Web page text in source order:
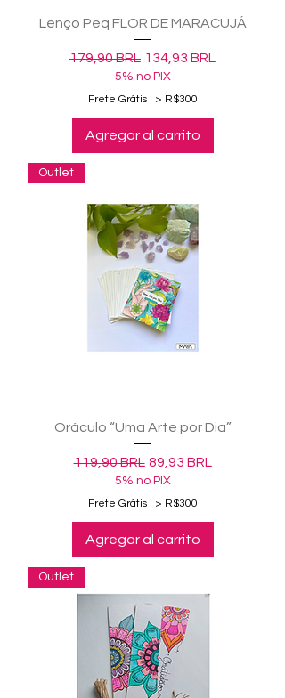
Lenço Peq FLOR DE MARACUJÁ
Precio
179,90 BRL Precio de oferta
134,93 BRL
5% no PIX
Frete Grátis | > R$300
Agregar al carrito
Outlet
Oráculo “Uma Arte por Dia”
Precio
119,90 BRL Precio de oferta
89,93 BRL
5% no PIX
Frete Grátis | > R$300
Agregar al carrito
Outlet